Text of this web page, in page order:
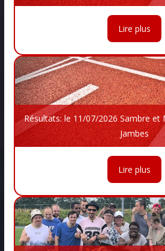
Lire plus
Résultats: le 11/07/2026 Sambre et
Jambes
Lire plus